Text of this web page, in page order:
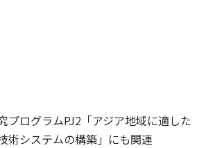
プログラムPJ2「アジア地域に適した
術システムの構築」にも関連